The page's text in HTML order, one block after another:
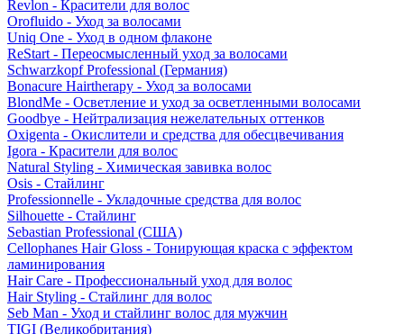
Revlon - Красители для волос
Orofluido - Уход за волосами
Uniq One - Уход в одном флаконе
ReStart - Переосмысленный уход за волосами
Schwarzkopf Professional (Германия)
Bonacure Hairtherapy - Уход за волосами
BlondMe - Осветление и уход за осветленными волосами
Goodbye - Нейтрализация нежелательных оттенков
Oxigenta - Окислители и средства для обесцвечивания
Igora - Красители для волос
Natural Styling - Химическая завивка волос
Osis - Стайлинг
Professionnelle - Укладочные средства для волос
Silhouette - Стайлинг
Sebastian Professional (США)
Cellophanes Hair Gloss - Тонирующая краска с эффектом
ламинирования
Hair Care - Профессиональный уход для волос
Hair Styling - Стайлинг для волос
Seb Man - Уход и стайлинг волос для мужчин
TIGI (Великобритания)